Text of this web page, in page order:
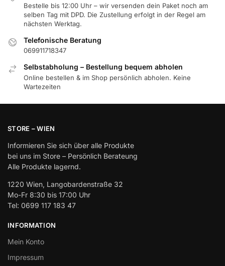
Bestelle bis 12:00 Uhr – wir versenden dein Paket noch am
selben Tag mit DPD. Die Zustellung erfolgt in der Regel am
nächsten Werktag.
Telefonische Beratung
069911718347
Selbstabholung – Bestellung bequem abholen
Online bestellen & im Shop persönlich abholen. Keine
Wartezeiten
STORE – WIEN
Informieren Sie sich über alle Produkte
bei uns im Store – Persönlich Berateung
Alle Produkte lagernd.
1220 Wien, Langobardenstraße 32
Mo-Fr 8:30 bis 17:00 Uhr
Tel: 0699 117 183 47
INFORMATION
Mein Konto
Impressum